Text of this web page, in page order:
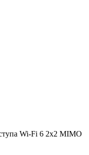
Wi-Fi 6 2x2 MIMO